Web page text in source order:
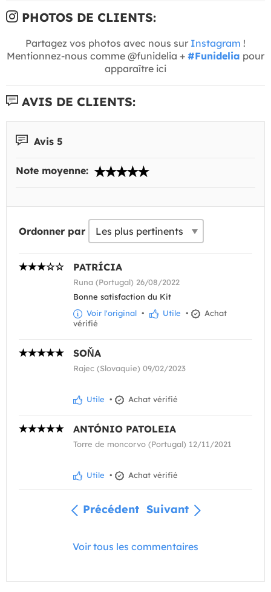
PHOTOS DE CLIENTS:
Partagez vos photos avec nous sur Instagram !
Mentionnez-nous comme @funidelia + #Funidelia pour
apparaître ici
AVIS DE CLIENTS:
Avis 5
Note moyenne:
Ordonner par
PATRÍCIA
Runa (Portugal) 26/08/2022
Bonne satisfaction du Kit
Voir l'original • Utile •
Achat
vérifié
SOŇA
Rajec (Slovaquie) 09/02/2023
Utile • Achat vérifié
ANTÓNIO PATOLEIA
Torre de moncorvo (Portugal) 12/11/2021
Utile • Achat vérifié
Précédent Suivant
Voir tous les commentaires